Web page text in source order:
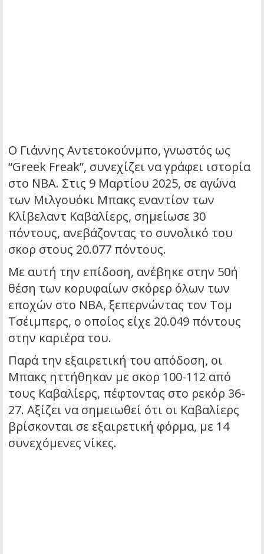
Ο Γιάννης Αντετοκούνμπο, γνωστός ως
“Greek Freak”, συνεχίζει να γράφει ιστορία
στο NBA. Στις 9 Μαρτίου 2025, σε αγώνα
των Μιλγουόκι Μπακς εναντίον των
Κλίβελαντ Καβαλίερς, σημείωσε 30
πόντους, ανεβάζοντας το συνολικό του
σκορ στους 20.077 πόντους.
Με αυτή την επίδοση, ανέβηκε στην 50ή
θέση των κορυφαίων σκόρερ όλων των
εποχών στο NBA, ξεπερνώντας τον Τομ
Τσέιμπερς, ο οποίος είχε 20.049 πόντους
στην καριέρα του.
Παρά την εξαιρετική του απόδοση, οι
Μπακς ηττήθηκαν με σκορ 100-112 από
τους Καβαλίερς, πέφτοντας στο ρεκόρ 36-
27. Αξίζει να σημειωθεί ότι οι Καβαλίερς
βρίσκονται σε εξαιρετική φόρμα, με 14
συνεχόμενες νίκες.